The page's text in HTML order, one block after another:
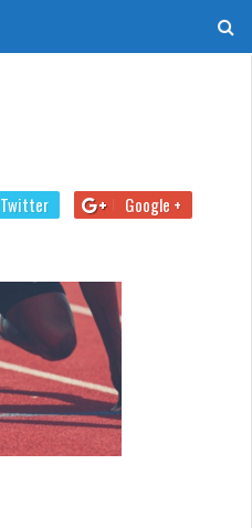
Twitter Google +